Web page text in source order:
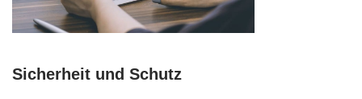
Sicherheit und Schutz